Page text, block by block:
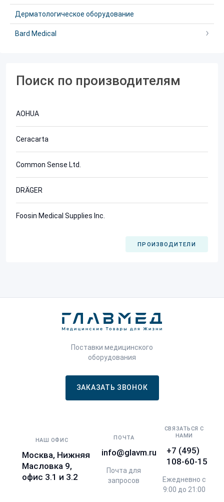
Дерматологическое оборудование
Bard Medical
Поиск по производителям
AOHUA
Ceracarta
Common Sense Ltd.
DRÄGER
Foosin Medical Supplies Inc.
ПРОИЗВОДИТЕЛИ
Поставки медицинского
оборудования
ЗАКАЗАТЬ ЗВОНОК
НАШ ОФИС
Москва, Нижняя
Масловка 9,
офис 3.1 и 3.2
ПОЧТА
info@glavm.ru
Почта для
запросов
СВЯЗАТЬСЯ С
НАМИ
+7 (495)
108-60-15
Ежедневно с
9:00 до 21:00